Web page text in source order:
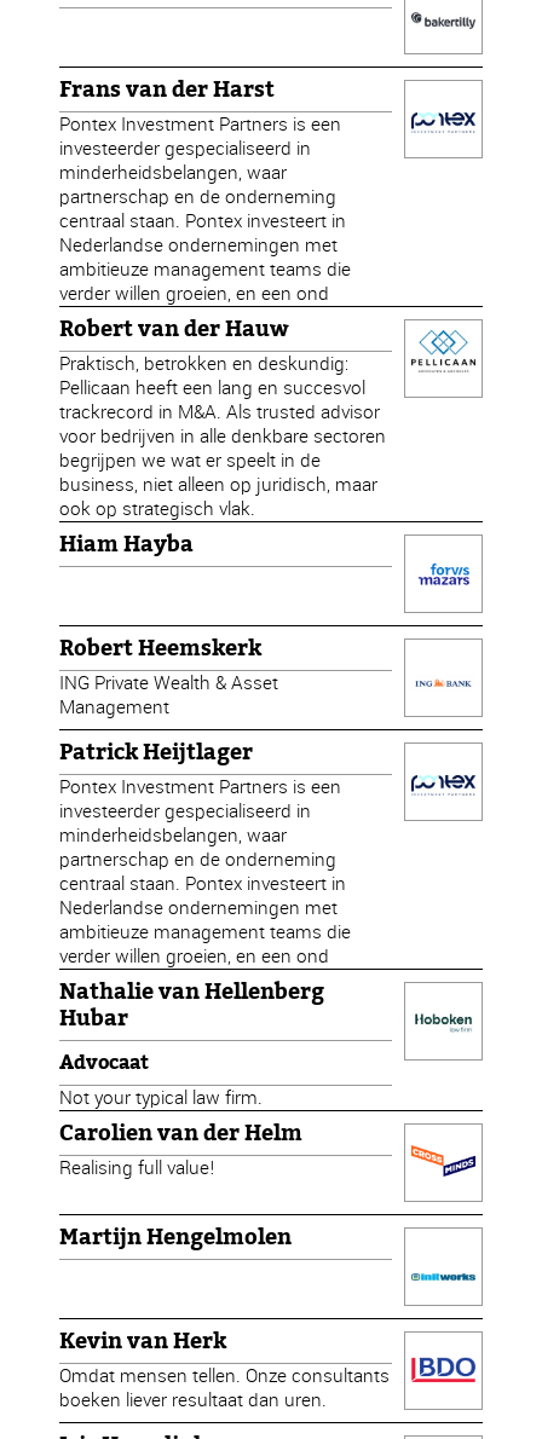
Frans van der Harst
Pontex Investment Partners is een
investeerder gespecialiseerd in
minderheidsbelangen, waar
partnerschap en de onderneming
centraal staan. Pontex investeert in
Nederlandse ondernemingen met
ambitieuze management teams die
verder willen groeien, en een ond
Robert van der Hauw
Praktisch, betrokken en deskundig:
Pellicaan heeft een lang en succesvol
trackrecord in M&A. Als trusted advisor
voor bedrijven in alle denkbare sectoren
begrijpen we wat er speelt in de
business, niet alleen op juridisch, maar
ook op strategisch vlak.
Hiam Hayba
Robert Heemskerk
ING Private Wealth & Asset
Management
Patrick Heijtlager
Pontex Investment Partners is een
investeerder gespecialiseerd in
minderheidsbelangen, waar
partnerschap en de onderneming
centraal staan. Pontex investeert in
Nederlandse ondernemingen met
ambitieuze management teams die
verder willen groeien, en een ond
Nathalie van Hellenberg
Hubar
Advocaat
Not your typical law firm.
Carolien van der Helm
Realising full value!
Martijn Hengelmolen
Kevin van Herk
Omdat mensen tellen. Onze consultants
boeken liever resultaat dan uren.